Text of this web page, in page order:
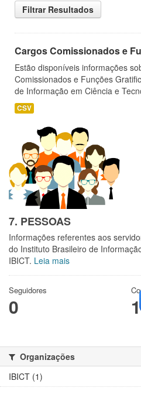
Filtrar Resultados
Cargos Comissionados e
Estão disponíveis informações
Comissionados e Funções
de Informação em Ciência e
CSV
7. PESSOAS
Informações referentes aos
do Instituto Brasileiro de
IBICT. Leia mais
Seguidores
0 1
Organizações
IBICT (1)